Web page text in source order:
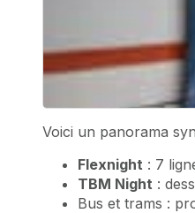
Voici un panorama
Flexnight : 7
TBM Night :
Bus et trams :